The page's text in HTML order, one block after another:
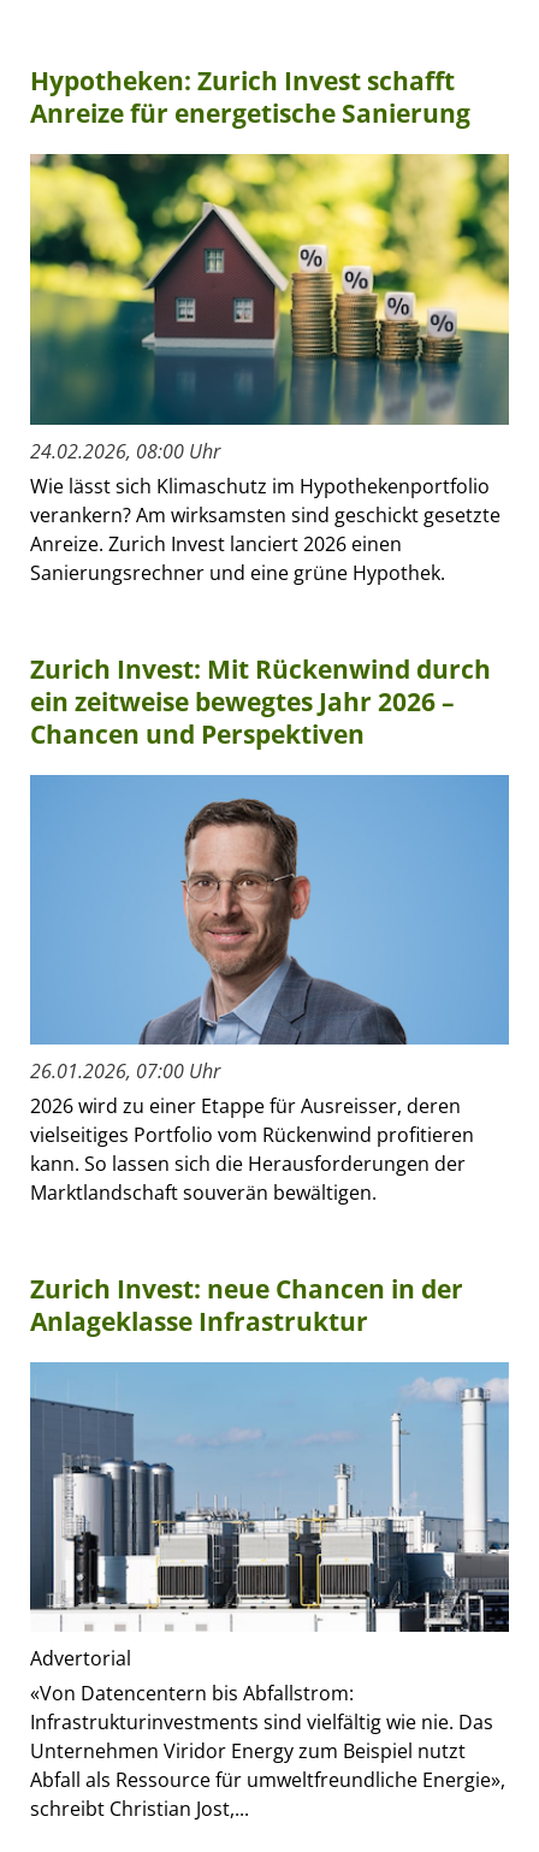
Hypotheken: Zurich Invest schafft
Anreize für energetische Sanierung
24.02.2026, 08:00 Uhr
Wie lässt sich Klimaschutz im Hypothekenportfolio
verankern? Am wirksamsten sind geschickt gesetzte
Anreize. Zurich Invest lanciert 2026 einen
Sanierungsrechner und eine grüne Hypothek.
Zurich Invest: Mit Rückenwind durch
ein zeitweise bewegtes Jahr 2026 –
Chancen und Perspektiven
26.01.2026, 07:00 Uhr
2026 wird zu einer Etappe für Ausreisser, deren
vielseitiges Portfolio vom Rückenwind profitieren
kann. So lassen sich die Herausforderungen der
Marktlandschaft souverän bewältigen.
Zurich Invest: neue Chancen in der
Anlageklasse Infrastruktur
Advertorial
«Von Datencentern bis Abfallstrom:
Infrastrukturinvestments sind vielfältig wie nie. Das
Unternehmen Viridor Energy zum Beispiel nutzt
Abfall als Ressource für umweltfreundliche Energie»,
schreibt Christian Jost,...